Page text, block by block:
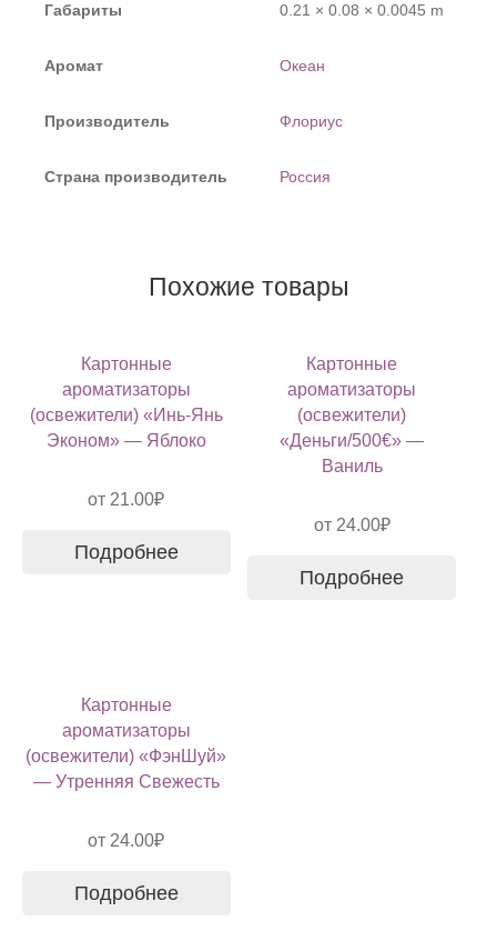
Габариты 0.21 × 0.08 × 0.0045 m
Аромат Океан
Производитель Флориус
Страна производитель Россия
Похожие товары
Картонные
ароматизаторы
(освежители) «Инь-Янь
Эконом» — Яблоко
от 21.00₽
Подробнее
Картонные
ароматизаторы
(освежители)
«Деньги/500€» —
Ваниль
от 24.00₽
Подробнее
Картонные
ароматизаторы
(освежители) «ФэнШуй»
— Утренняя Свежесть
от 24.00₽
Подробнее